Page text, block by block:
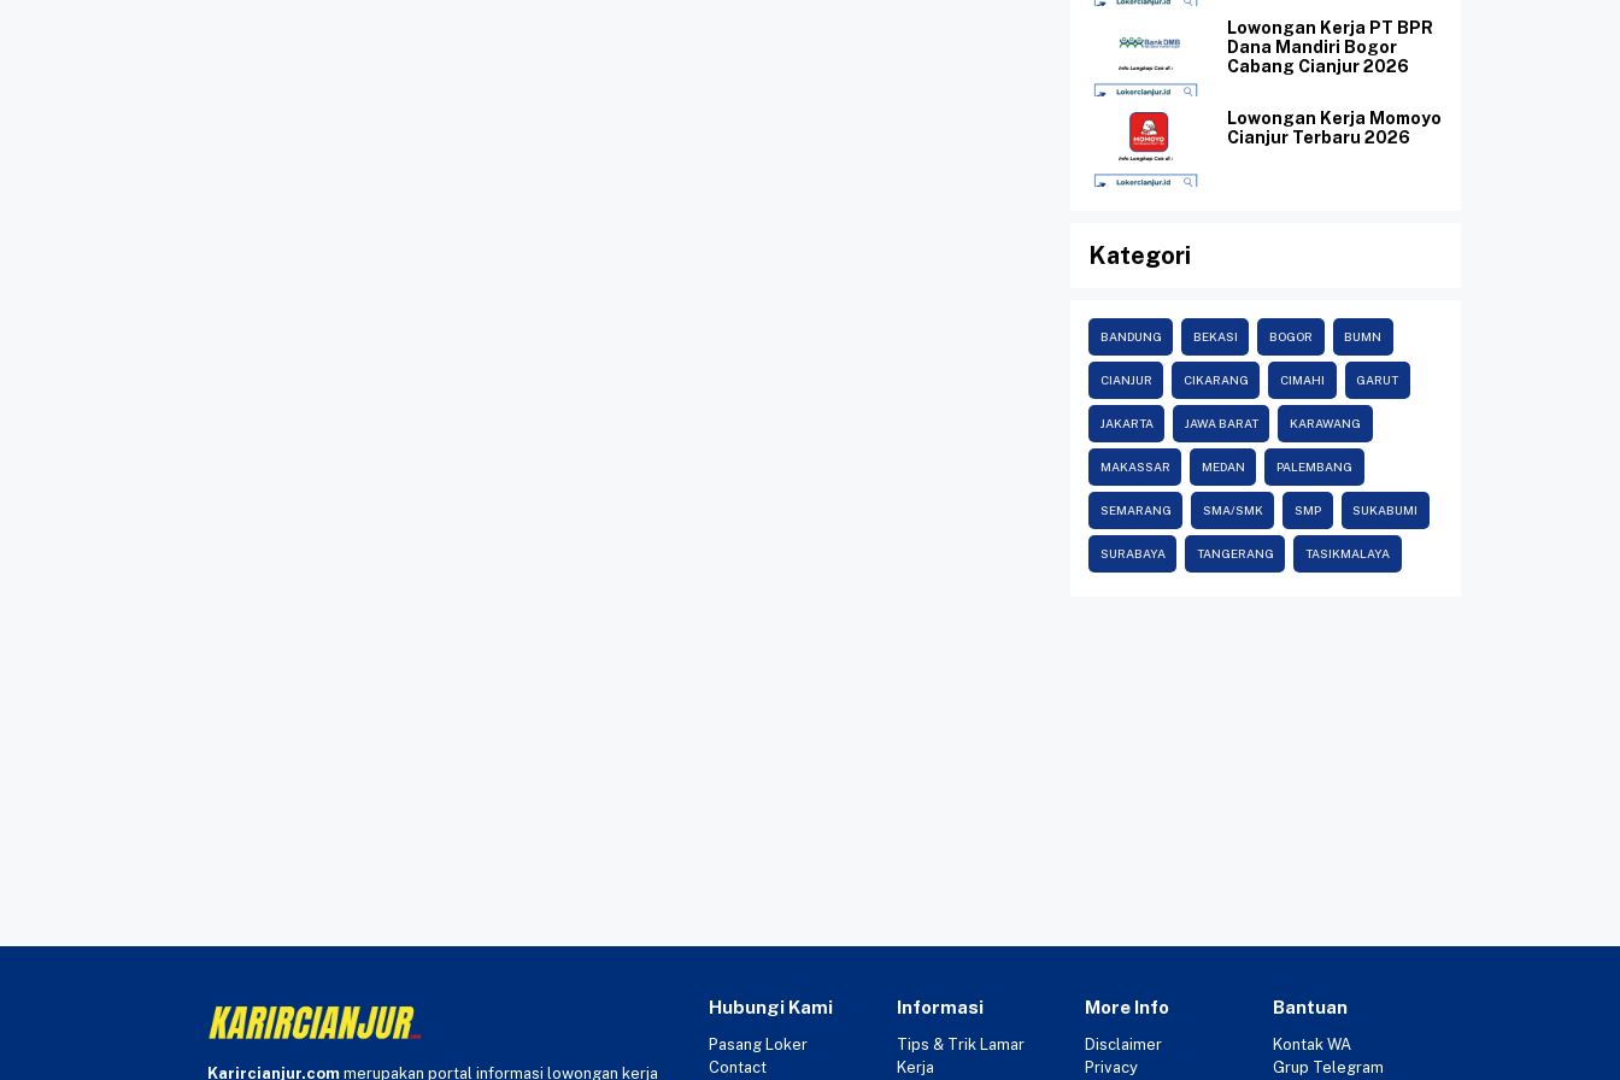
Lowongan Kerja PT BPR
Dana Mandiri Bogor
Cabang Cianjur 2026
Lowongan Kerja Momoyo
Cianjur Terbaru 2026
Kategori
BANDUNG BEKASI BOGOR BUMN
CIANJUR CIKARANG CIMAHI GARUT
JAKARTA JAWA BARAT KARAWANG
MAKASSAR MEDAN PALEMBANG
SEMARANG SMA/SMK SMP SUKABUMI
SURABAYA TANGERANG TASIKMALAYA
Karircianjur.com merupakan portal informasi lowongan kerja
Hubungi Kami
Pasang Loker
Contact
Informasi
Tips & Trik Lamar
Kerja
More Info
Disclaimer
Privacy
Bantuan
Kontak WA
Grup Telegram